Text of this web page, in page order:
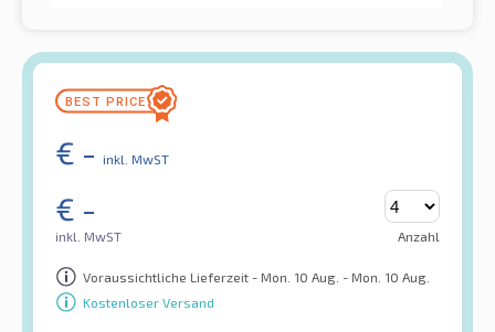
€ - inkl. MwST
€ -
inkl. MwST Anzahl
Voraussichtliche Lieferzeit - Mon. 10 Aug. - Mon. 10 Aug.
Kostenloser Versand